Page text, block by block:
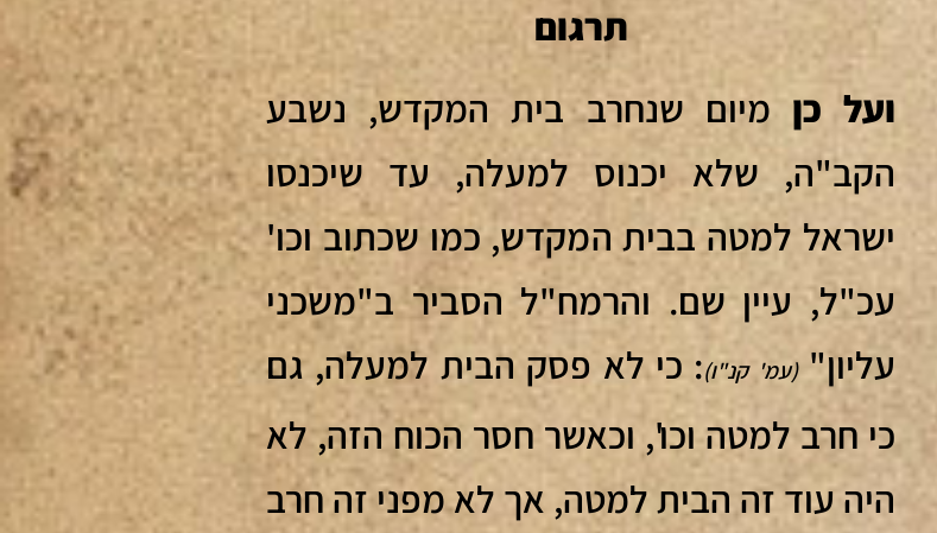
תרגום
ועל כן מיום שנחרב בית המקדש, נשבע
הקב"ה, שלא יכנוס למעלה, עד שיכנסו
ישראל למטה בבית המקדש, כמו שכתוב וכו'
עכ"ל, עיין שם. והרמח"ל הסביר ב"משכני
עליון"(עמ' קנ"ו): כי לא פסק הבית למעלה, גם
כי חרב למטה וכו', וכאשר חסר הכוח הזה, לא
היה עוד זה הבית למטה, אך לא מפני זה חרב